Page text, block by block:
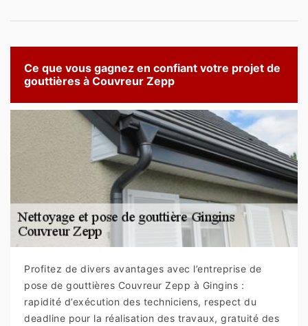
Ce que vous gagnez en confiant votre projet de
gouttières à Couvreur Zepp
Profitez de divers avantages avec l’entreprise de
pose de gouttières Couvreur Zepp à Gingins :
rapidité d’exécution des techniciens, respect du
deadline pour la réalisation des travaux, gratuité des